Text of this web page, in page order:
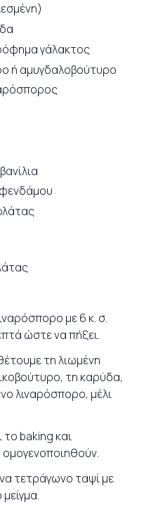
γάλακτος
ή αμυγδαλοβούτυρο
με 6 κ. σ.
ώστε να πήξει.
τη λιωμένη
τη καρύδα,
λιναρόσπορο, μέλι
baking και
τετράγωνο ταψί με